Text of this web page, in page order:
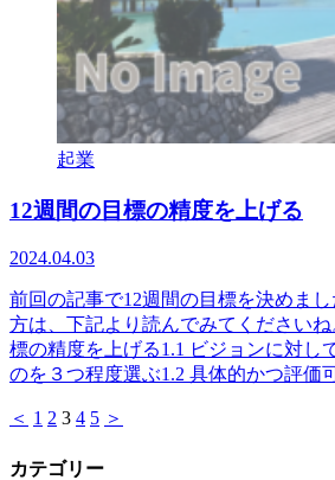
起業
12週間の目標の精度を上げる
2024.04.03
前回の記事で12週間の目標を決めま
方は、下記より読んでみてくださいね
標の精度を上げる1.1 ビジョンに対し
のを３つ程度選ぶ1.2 具体的かつ評価
＜ 1 2 3 4 5 ＞
カテゴリー